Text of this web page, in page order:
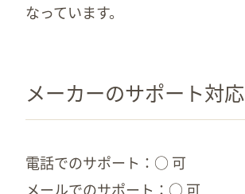
なっています。
メーカーのサポート対応
電話でのサポート
○ 可
メールでのサポート
○ 可